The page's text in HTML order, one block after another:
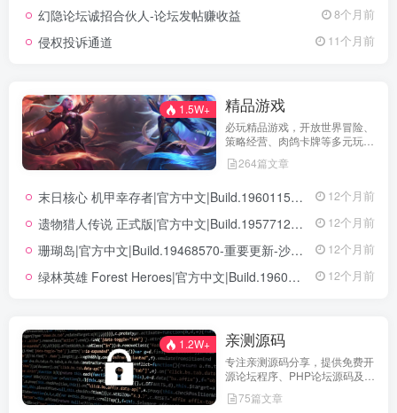
息！
幻隐论坛诚招合伙人-论坛发帖赚收益 8个月前
侵权投诉通道 11个月前
1.5W+ 精品游戏
必玩精品游戏，开放世界冒险、
策略经营、肉鸽卡牌等多元玩
264篇文章
末日核心 机甲幸存者|官方中文|Build.19601158|解压即撸| 12个月前
遗物猎人传说 正式版|官方中文|Build.19577129+全DLC|解压即撸| 12个月前
珊瑚岛|官方中文|Build.19468570-重要更新-沙盒|解压即撸| 12个月前
绿林英雄 Forest Heroes|官方中文|Build.19609351+全DLC|解压即撸| 12个月前
1.2W+ 亲测源码
专注亲测源码分享，提供免费开
源论坛程序、PHP论坛源码及论
实际测试可用，助力快速搭建稳
75篇文章